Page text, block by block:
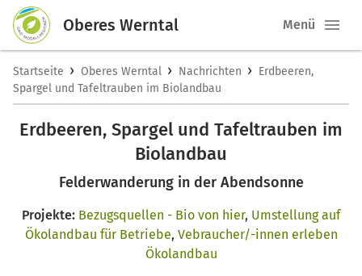
Oberes Werntal Menü
Startseite › Oberes Werntal › Nachrichten › Erdbeeren,
Spargel und Tafeltrauben im Biolandbau
Erdbeeren, Spargel und Tafeltrauben im
Biolandbau
Felderwanderung in der Abendsonne
Projekte: Bezugsquellen - Bio von hier, Umstellung auf
Ökolandbau für Betriebe, Vebraucher/-innen erleben
Ökolandbau